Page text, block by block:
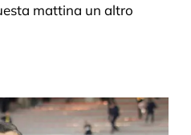
mattina un altro